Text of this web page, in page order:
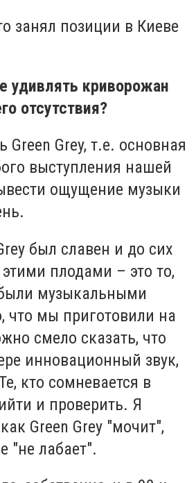
занял позиции в Киеве
удивлять криворожан
отсутствия?
Green Grey, т.е. основная
выступления нашей
ощущение музыки
был славен и до сих
этими плодами – это то,
музыкальными
что мы приготовили на
смело сказать, что
инновационный звук,
кто сомневается в
и проверить. Я
Green Grey "мочит",
"не лабает".